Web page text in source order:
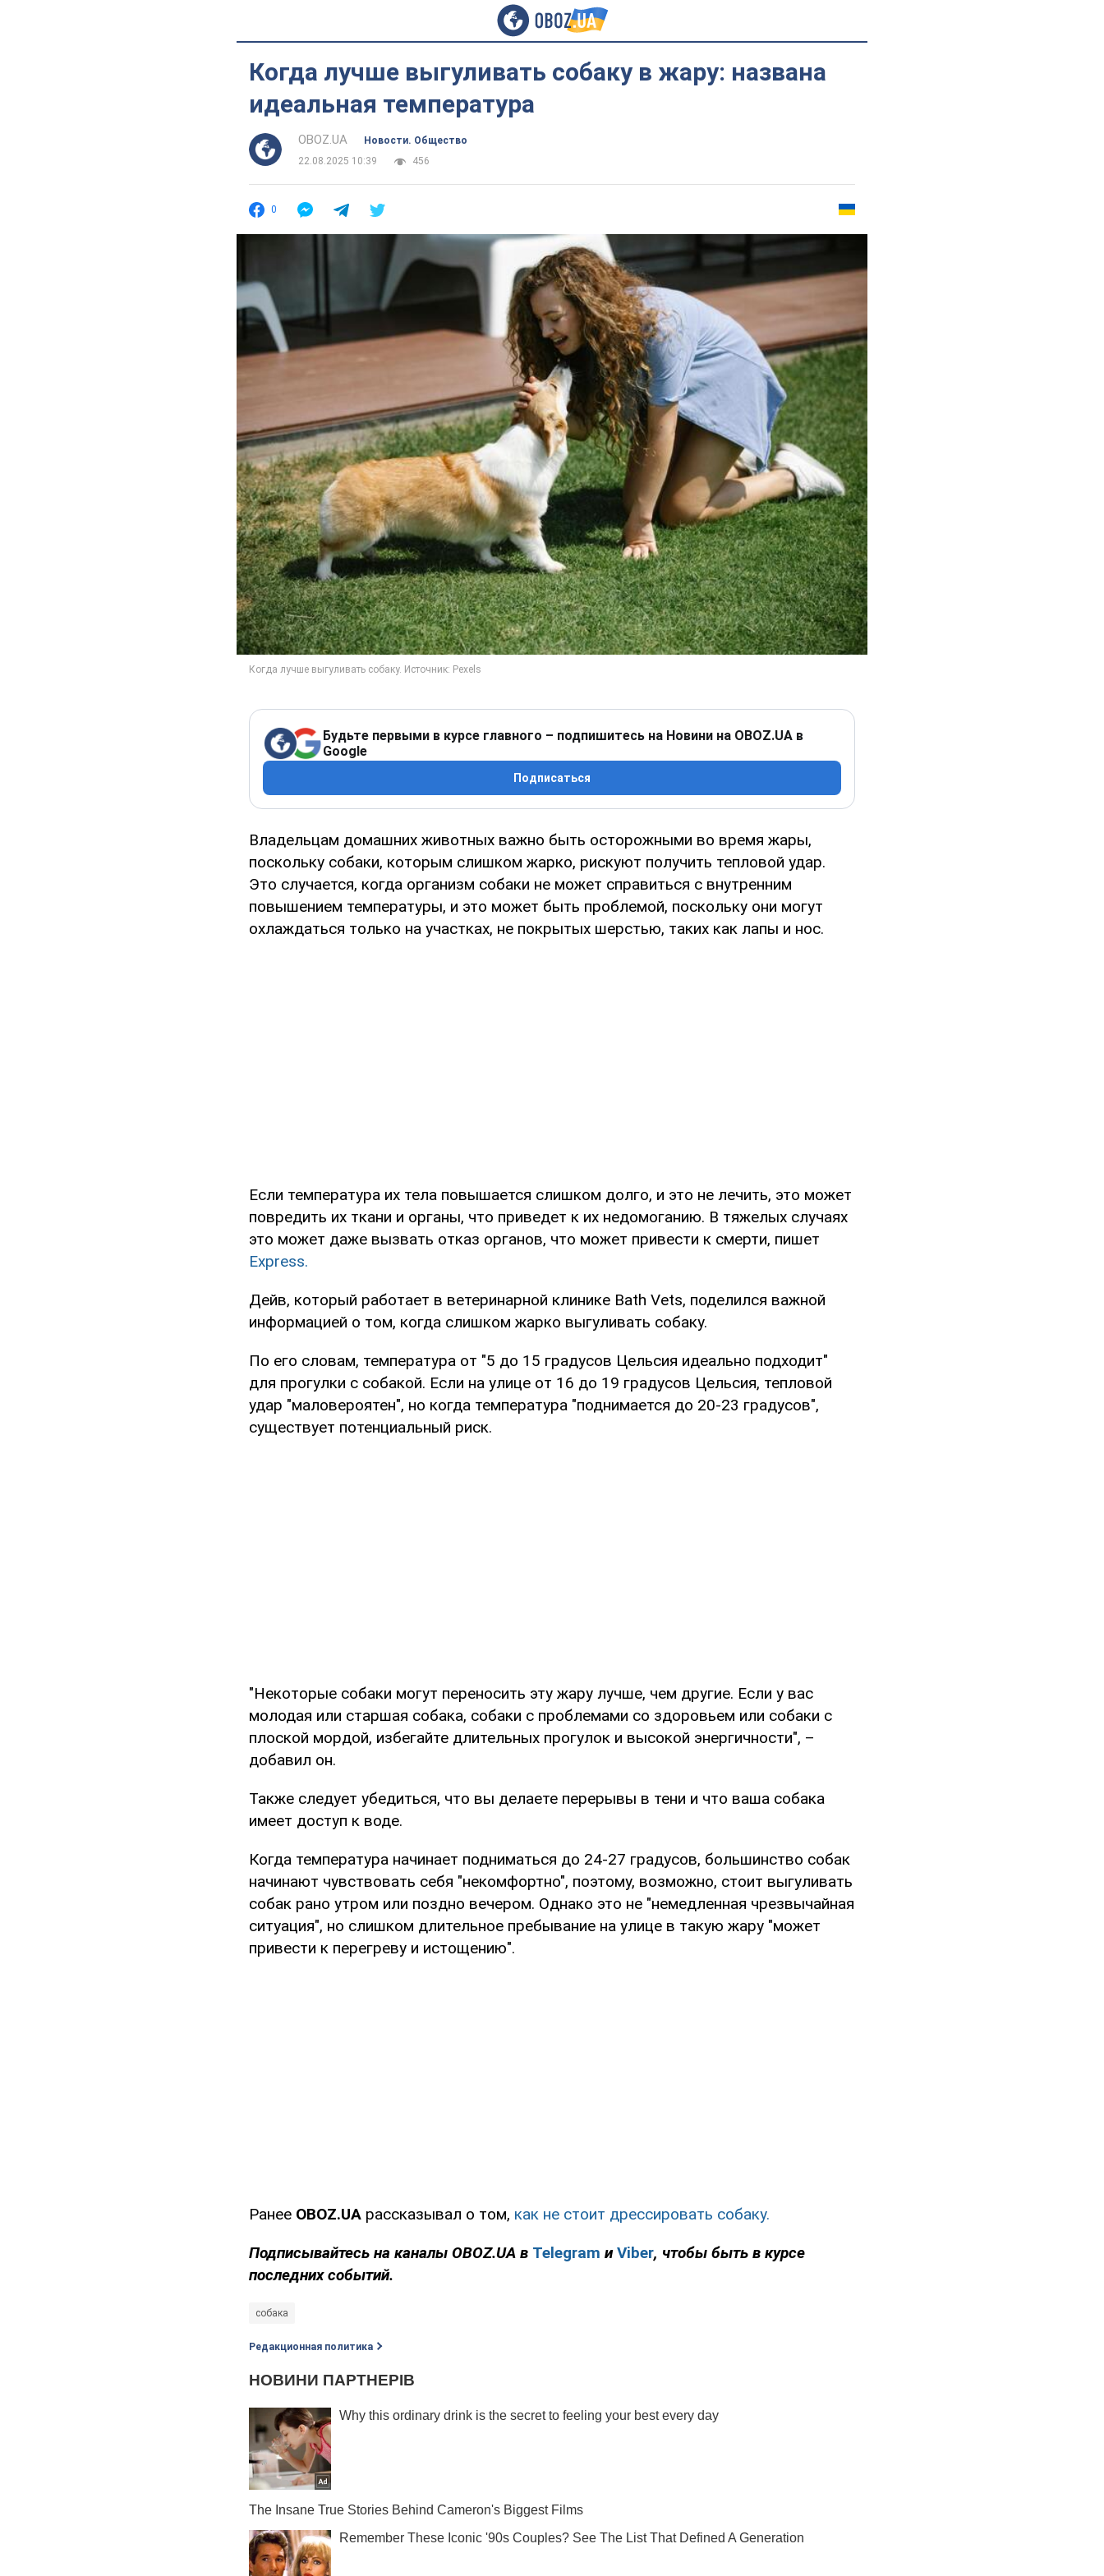
Когда лучше выгуливать собаку в жару: названа
идеальная температура
OBOZ.UA
Новости. Общество
22.08.2025 10:39
456
0
Будьте первыми в курсе главного – подпишитесь на Новини на OBOZ.UA в
Google
Подписаться
Владельцам домашних животных важно быть осторожными во время жары,
поскольку собаки, которым слишком жарко, рискуют получить тепловой удар.
Это случается, когда организм собаки не может справиться с внутренним
повышением температуры, и это может быть проблемой, поскольку они могут
охлаждаться только на участках, не покрытых шерстью, таких как лапы и нос.
Если температура их тела повышается слишком долго, и это не лечить, это может
повредить их ткани и органы, что приведет к их недомоганию. В тяжелых случаях
это может даже вызвать отказ органов, что может привести к смерти, пишет
Express.
Дейв, который работает в ветеринарной клинике Bath Vets, поделился важной
информацией о том, когда слишком жарко выгуливать собаку.
По его словам, температура от "5 до 15 градусов Цельсия идеально подходит"
для прогулки с собакой. Если на улице от 16 до 19 градусов Цельсия, тепловой
удар "маловероятен", но когда температура "поднимается до 20-23 градусов",
существует потенциальный риск.
"Некоторые собаки могут переносить эту жару лучше, чем другие. Если у вас
молодая или старшая собака, собаки с проблемами со здоровьем или собаки с
плоской мордой, избегайте длительных прогулок и высокой энергичности", –
добавил он.
Также следует убедиться, что вы делаете перерывы в тени и что ваша собака
имеет доступ к воде.
Когда температура начинает подниматься до 24-27 градусов, большинство собак
начинают чувствовать себя "некомфортно", поэтому, возможно, стоит выгуливать
собак рано утром или поздно вечером. Однако это не "немедленная чрезвычайная
ситуация", но слишком длительное пребывание на улице в такую жару "может
привести к перегреву и истощению".
Ранее OBOZ.UA рассказывал о том, как не стоит дрессировать собаку.
Подписывайтесь на каналы OBOZ.UA в Telegram иViber, чтобы быть в курсе
последних событий.
собака
Редакционная политика